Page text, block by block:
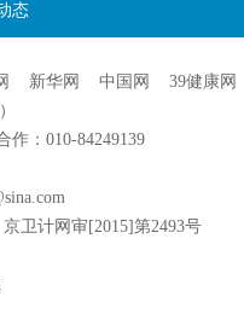
态
新华网 中国网 39健康网
：010-84249139
京卫计网审[2015]第2493号